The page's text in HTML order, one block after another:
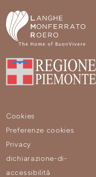
Cookies
Preferenze cookies
Privacy
dichiarazione-di-
accessibilità